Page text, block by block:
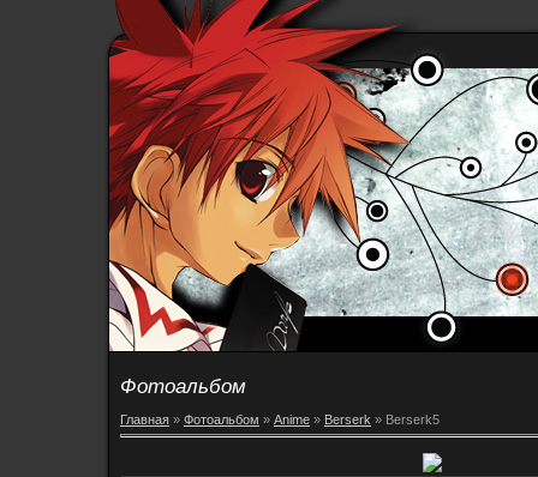
Фотоальбом
Главная » Фотоальбом » Anime » Berserk » Berserk5